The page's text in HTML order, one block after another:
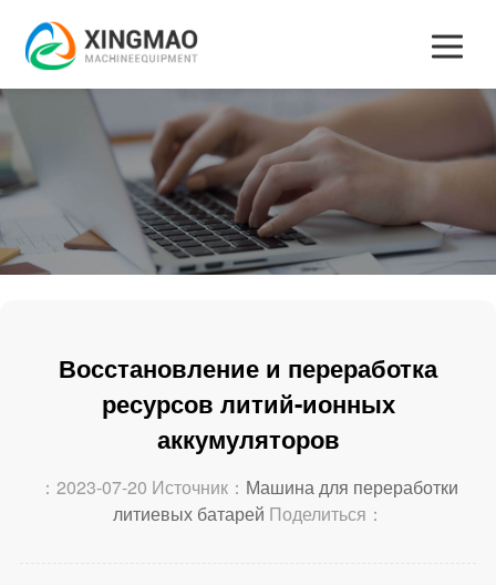
Восстановление и переработка
ресурсов литий-ионных
аккумуляторов
：2023-07-20 Источник： Машина для переработки
литиевых батарей Поделиться：